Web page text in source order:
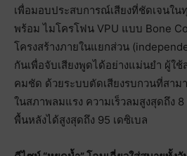
เพื่อมอบประสบการณ์เสียงที่ชัดเจนใ
พร้อม ไมโครโฟน VPU แบบ Bone
โครงสร้างภายในแยกส่วน
กันเพื่อจับเสียงพูดได้อย่างแม่นยำ ผู้ใ
คมชัด ด้วยระบบตัดเสียงรบกวนที่สาม
ในสภาพลมแรง ความเร็วลมสูงสุดถึง
พื้นหลังได้สูงสุดถึง 95 เดซิเบล